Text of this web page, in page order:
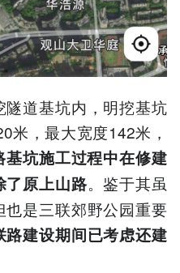
道基坑内，明挖基坑
米，最大宽度142米，
基坑施工过程中在修建
了原上山路。鉴于其虽
是三联郊野公园重要
路建设期间已考虑还建